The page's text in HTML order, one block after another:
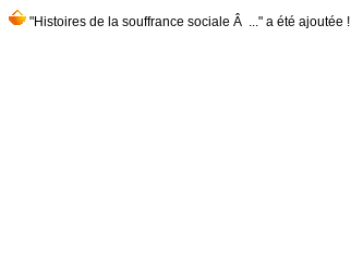
"Histoires de la souffrance sociale Â ..." a été ajoutée !